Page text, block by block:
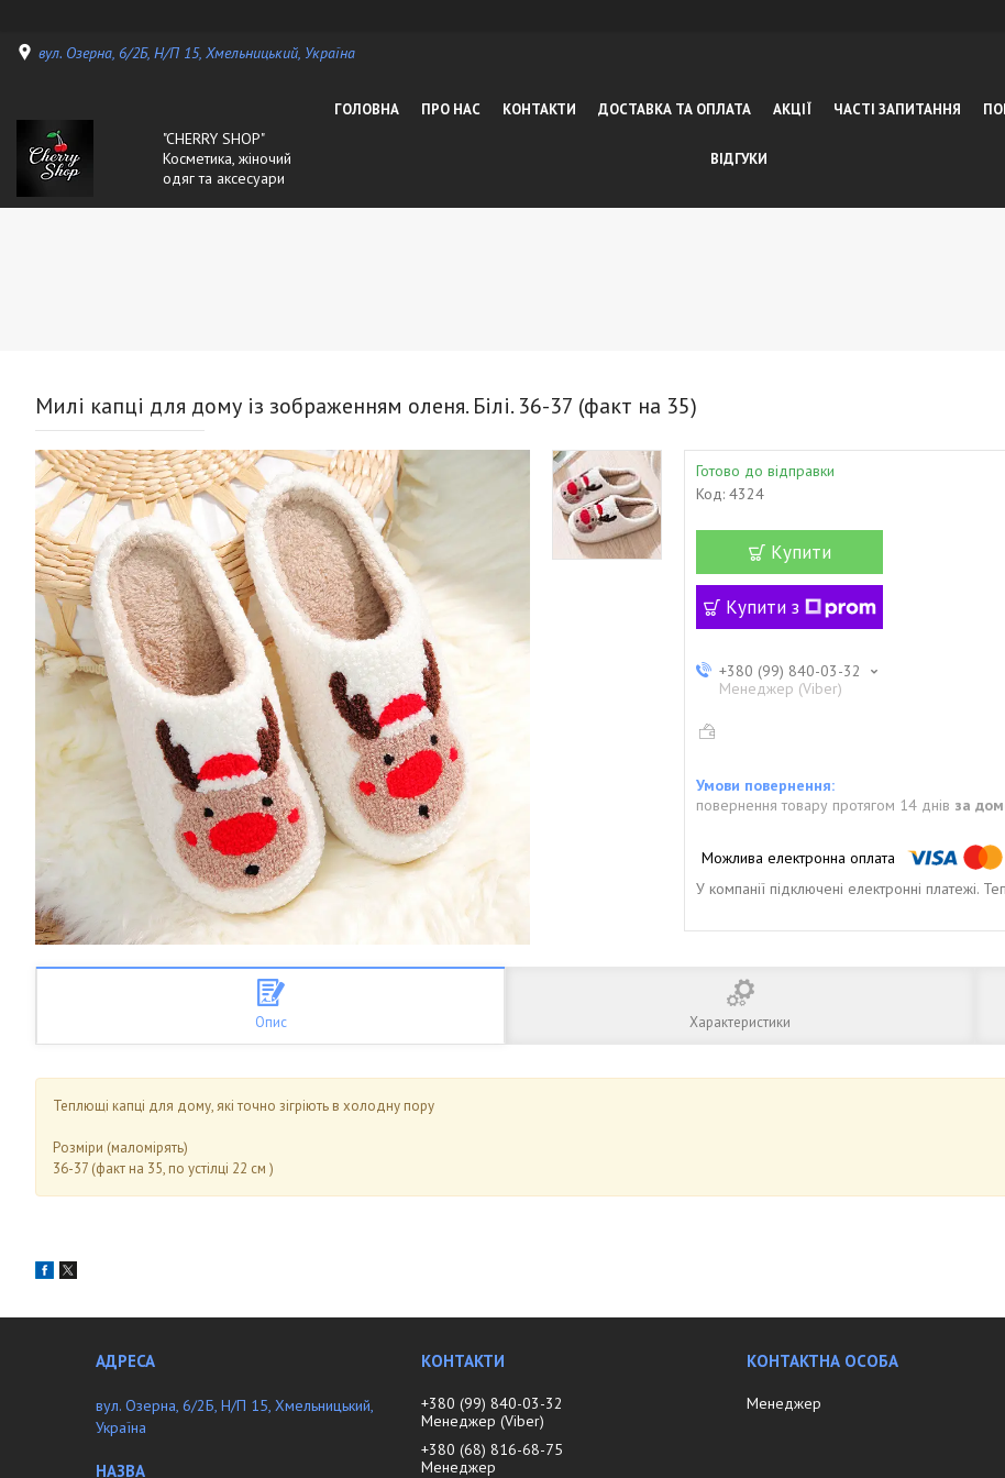
вул. Озерна, 6/2Б, Н/П 15, Хмельницький, Україна
"CHERRY SHOP"
Косметика, жіночий
одяг та аксесуари
ГОЛОВНА ПРО НАС КОНТАКТИ ДОСТАВКА ТА ОПЛАТА АКЦІЇ ЧАСТІ ЗАПИТАННЯ
ВІДГУКИ
Милі капці для дому із зображенням оленя. Білі. 36-37 (факт на 35)
Готово до відправки
Код: 4324
Купити
Купити з
+380 (99) 840-03-32
Менеджер (Viber)
повернення товару протягом 14 днів за
У компанії підключені електронні платежі.
Опис Характеристики
Теплющі капці для дому, які точно зігріють в холодну пору
Розміри (маломірять)
36-37 (факт на 35, по устілці 22 см )
вул. Озерна, 6/2Б, Н/П 15, Хмельницький,
Україна
+380 (99) 840-03-32
Менеджер (Viber)
+380 (68) 816-68-75
Менеджер
Менеджер